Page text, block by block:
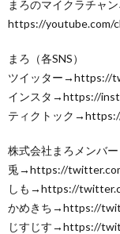
まろのマイクラチャ
https://youtube.com/
まろ（各SNS）
ツイッター→https://
インスタ→https://
ティクトック
株式会社まろメンバ
兎→https://
しも→https://
かめきち→https://
じすじす→https://